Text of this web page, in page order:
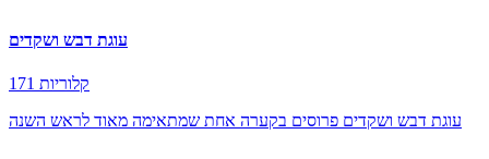
עוגת דבש ושקדים
171 קלוריות
עוגת דבש ושקדים פרוסים בקערה אחת שמתאימה מאוד לראש השנה